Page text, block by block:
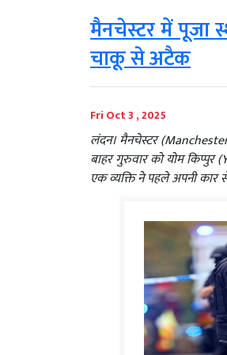
मैनचेस्टर में पूजा
चाकू से अटैक
Fri Oct 3 , 2025
लंदन। मैनचेस्टर
बाहर गुरुवार को योम
एक व्यक्ति ने पहले अपनी कार